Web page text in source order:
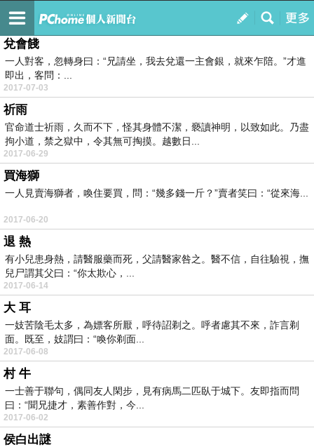
我的
訂閱
吃喝玩樂
兌會餞
一人對客，忽轉身曰：“兄請坐，我去兌還一主會銀，就來乍陪。”才進
即出，客問：...
2017-07-03
祈雨
官命道士祈雨，久而不下，怪其身體不潔，褻讀神明，以致如此。乃盡
拘小道，禁之獄中，令其無可掏摸。越數日...
2017-06-29
買海獅
一人見賣海獅者，喚住要買，問：“幾多錢一斤？”賣者笑曰：“從來海...
2017-06-20
退 熱
有小兒患身熱，請醫服藥而死，父請醫家咎之。醫不信，自往驗視，撫
兒尸謂其父曰：“你太欺心，...
2017-06-14
大 耳
一妓苦陰毛太多，為嫖客所厭，呼待詔剃之。呼者慮其不來，詐言剃
面。既至，妓謂曰：“喚你剃面...
2017-06-08
村 牛
一士善于聯句，偶同友人閑步，見有病馬二匹臥于城下。友即指而問
曰：“聞兄捷才，素善作對，今...
2017-06-02
侯白出謎